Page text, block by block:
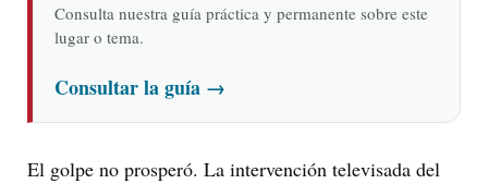
Consulta nuestra guía práctica y permanente sobre este
lugar o tema.
Consultar la guía →
El golpe no prosperó. La intervención televisada del